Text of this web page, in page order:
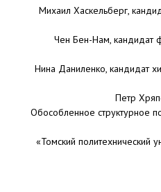
Михаил Хаскельберг,
Чен Бен-Нам, кандидат
Нина Даниленко, кандидат
Петр
Обособленное структурное
«Томский политехнический